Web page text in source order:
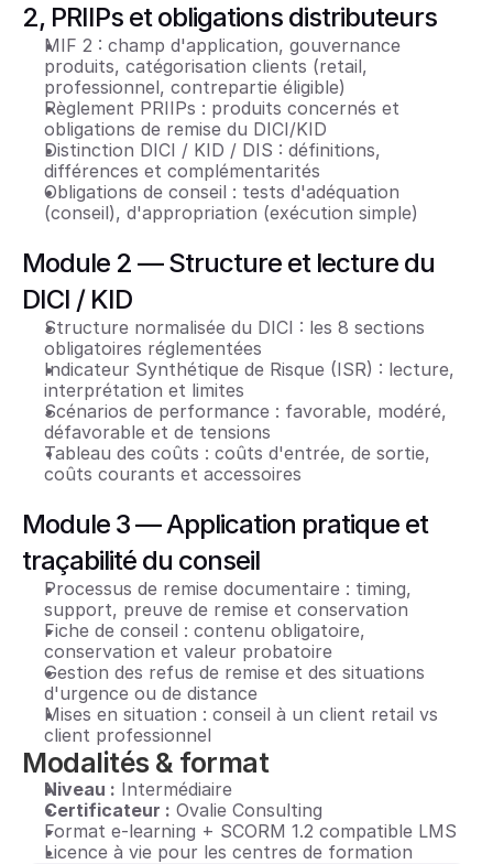
2, PRIIPs et obligations distributeurs
MIF 2 : champ d'application, gouvernance
produits, catégorisation clients (retail,
professionnel, contrepartie éligible)
Règlement PRIIPs : produits concernés et
obligations de remise du DICI/KID
Distinction DICI / KID / DIS : définitions,
différences et complémentarités
Obligations de conseil : tests d'adéquation
(conseil), d'appropriation (exécution simple)
Module 2 — Structure et lecture du
DICI / KID
Structure normalisée du DICI : les 8 sections
obligatoires réglementées
Indicateur Synthétique de Risque (ISR) : lecture,
interprétation et limites
Scénarios de performance : favorable, modéré,
défavorable et de tensions
Tableau des coûts : coûts d'entrée, de sortie,
coûts courants et accessoires
Module 3 — Application pratique et
traçabilité du conseil
Processus de remise documentaire : timing,
support, preuve de remise et conservation
Fiche de conseil : contenu obligatoire,
conservation et valeur probatoire
Gestion des refus de remise et des situations
d'urgence ou de distance
Mises en situation : conseil à un client retail vs
client professionnel
Modalités & format
Niveau : Intermédiaire
Certificateur : Ovalie Consulting
Format e-learning + SCORM 1.2 compatible LMS
Licence à vie pour les centres de formation